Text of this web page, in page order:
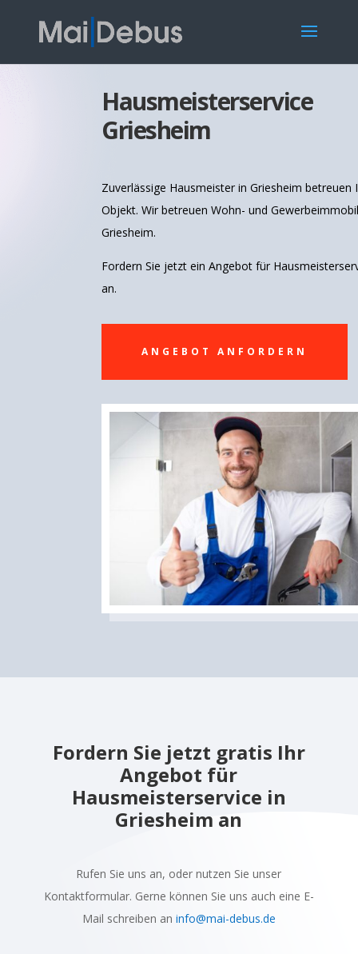
Hausmeisterservice
Griesheim
Zuverlässige Hausmeister in Griesheim betreuen
Objekt. Wir betreuen Wohn- und
Griesheim.
Fordern Sie jetzt ein Angebot für
an.
ANGEBOT ANFORDERN
Fordern Sie jetzt gratis Ihr
Angebot für
Hausmeisterservice in
Griesheim an
Rufen Sie uns an, oder nutzen Sie unser
Kontaktformular. Gerne können Sie uns auch eine E-
Mail schreiben an info@mai-debus.de